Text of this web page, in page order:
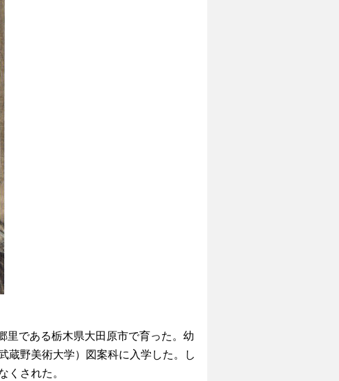
里である栃木県大田原市で育った。幼
蔵野美術大学）図案科に入学した。し
された。